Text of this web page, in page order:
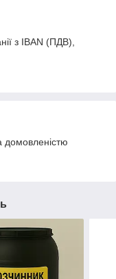
з IBAN (ПДВ),
домовленістю